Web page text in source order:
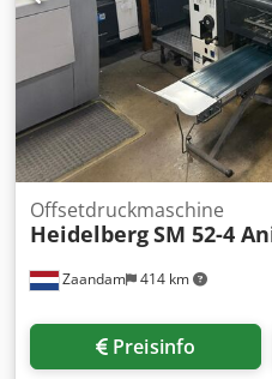
Zaandam 414 km
Offsetdruckmaschine
HeidelbergSM 52-4
Preisinfo